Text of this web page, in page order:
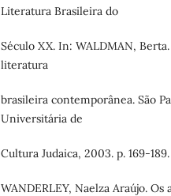
Literatura Brasileira do
Século XX. In: WALDMAN,
literatura
brasileira contemporânea. São
Universitária de
Cultura Judaica, 2003. p. 169-189.
WANDERLEY, Naelza Araújo.